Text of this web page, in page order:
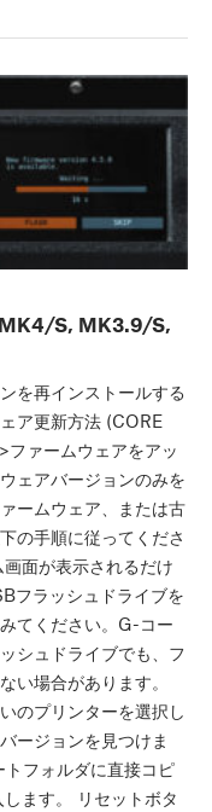
S, MK3.9/S,
を再インストールする
ア更新方法 (CORE
ァームウェアをアッ
ェアバージョンのみを
ームウェア、または古
の手順に従ってくださ
面が表示されるだけ
フラッシュドライブを
てください。G-コー
シュドライブでも、フ
い場合があります。
のプリンターを選択し
ージョンを見つけま
フォルダに直接コピ
ます。 リセットボタ